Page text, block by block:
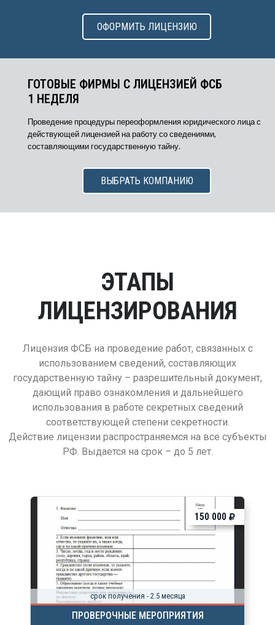
ОФОРМИТЬ ЛИЦЕНЗИЮ
ГОТОВЫЕ ФИРМЫ С ЛИЦЕНЗИЕЙ ФСБ
1 НЕДЕЛЯ
Проведение процедуры переоформления юридического лица с
действующей лицензией на работу со сведениями,
составляющими государственную тайну.
ВЫБРАТЬ КОМПАНИЮ
ЭТАПЫ
ЛИЦЕНЗИРОВАНИЯ
Лицензия ФСБ на проведение работ, связанных с
использованием сведений, составляющих
государственную тайну – разрешительный документ,
дающий право ознакомления и дальнейшего
использования в работе секретных сведений
соответствующей степени секретности.
Действие лицензии распространяемся на все субъекты
РФ. Выдается на срок – до 5 лет.
срок получения - 2.5 месяца
ПРОВЕРОЧНЫЕ МЕРОПРИЯТИЯ
150 000